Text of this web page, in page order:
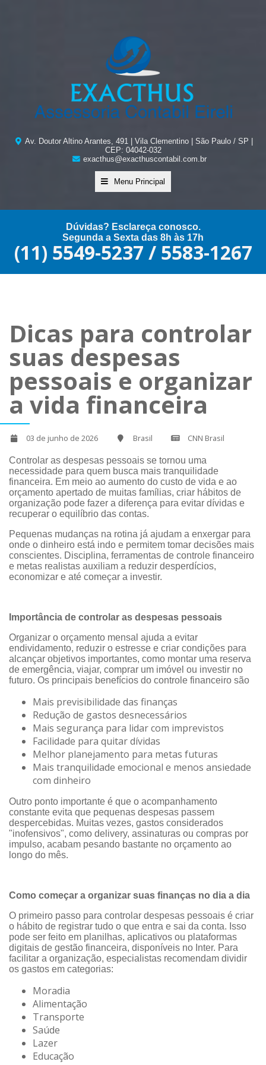
Av. Doutor Altino Arantes, 491 | Vila Clementino | São Paulo / SP |
CEP: 04042-032
exacthus@exacthuscontabil.com.br
Menu Principal
Dúvidas? Esclareça conosco.
Segunda a Sexta das 8h às 17h
(11) 5549-5237 / 5583-1267
Dicas para controlar
suas despesas
pessoais e organizar
a vida financeira
03 de junho de 2026 Brasil CNN Brasil
Controlar as despesas pessoais se tornou uma
necessidade para quem busca mais tranquilidade
financeira. Em meio ao aumento do custo de vida e ao
orçamento apertado de muitas famílias, criar hábitos de
organização pode fazer a diferença para evitar dívidas e
recuperar o equilíbrio das contas.
Pequenas mudanças na rotina já ajudam a enxergar para
onde o dinheiro está indo e permitem tomar decisões mais
conscientes. Disciplina, ferramentas de controle financeiro
e metas realistas auxiliam a reduzir desperdícios,
economizar e até começar a investir.
Importância de controlar as despesas pessoais
Organizar o orçamento mensal ajuda a evitar
endividamento, reduzir o estresse e criar condições para
alcançar objetivos importantes, como montar uma reserva
de emergência, viajar, comprar um imóvel ou investir no
futuro. Os principais benefícios do controle financeiro são
Mais previsibilidade das finanças
Redução de gastos desnecessários
Mais segurança para lidar com imprevistos
Facilidade para quitar dívidas
Melhor planejamento para metas futuras
Mais tranquilidade emocional e menos ansiedade
com dinheiro
Outro ponto importante é que o acompanhamento
constante evita que pequenas despesas passem
despercebidas. Muitas vezes, gastos considerados
"inofensivos", como delivery, assinaturas ou compras por
impulso, acabam pesando bastante no orçamento ao
longo do mês.
Como começar a organizar suas finanças no dia a dia
O primeiro passo para controlar despesas pessoais é criar
o hábito de registrar tudo o que entra e sai da conta. Isso
pode ser feito em planilhas, aplicativos ou plataformas
digitais de gestão financeira, disponíveis no Inter. Para
facilitar a organização, especialistas recomendam dividir
os gastos em categorias:
Moradia
Alimentação
Transporte
Saúde
Lazer
Educação